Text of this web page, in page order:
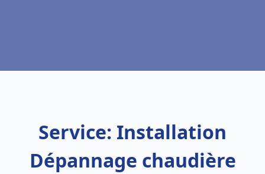
Service: Installation
Dépannage chaudière